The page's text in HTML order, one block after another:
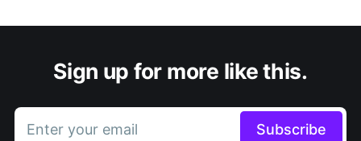
Sign up for more like this.
Enter your email Subscribe